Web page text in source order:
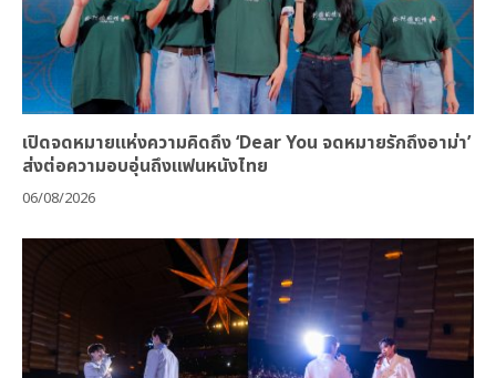
เปิดจดหมายแห่งความคิดถึง ‘Dear You จดหมายรักถึงอาม่า’
ส่งต่อความอบอุ่นถึงแฟนหนังไทย
06/08/2026